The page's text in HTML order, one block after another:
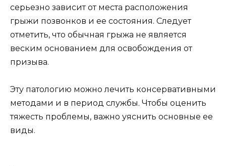
серьезно зависит от места расположения
грыжи позвонков и ее состояния. Следует
отметить, что обычная грыжа не является
веским основанием для освобождения от
призыва.
Эту патологию можно лечить консервативными
методами и в период службы. Чтобы оценить
тяжесть проблемы, важно уяснить основные ее
виды.